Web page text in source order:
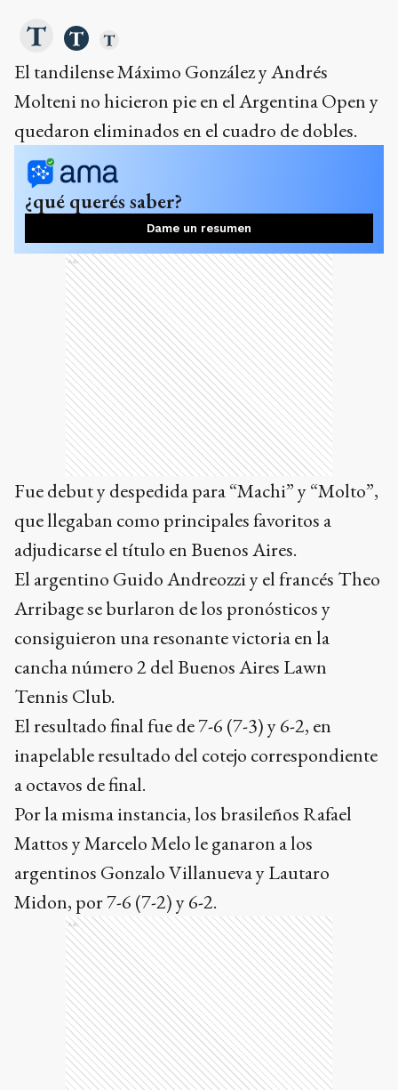
El tandilense Máximo González y Andrés
Molteni no hicieron pie en el Argentina Open y
quedaron eliminados en el cuadro de dobles.
¿qué querés saber?
Dame un resumen
Ads
Fue debut y despedida para “Machi” y “Molto”,
que llegaban como principales favoritos a
adjudicarse el título en Buenos Aires.
El argentino Guido Andreozzi y el francés Theo
Arribage se burlaron de los pronósticos y
consiguieron una resonante victoria en la
cancha número 2 del Buenos Aires Lawn
Tennis Club.
El resultado final fue de 7-6 (7-3) y 6-2, en
inapelable resultado del cotejo correspondiente
a octavos de final.
Por la misma instancia, los brasileños Rafael
Mattos y Marcelo Melo le ganaron a los
argentinos Gonzalo Villanueva y Lautaro
Midon, por 7-6 (7-2) y 6-2.
Ads